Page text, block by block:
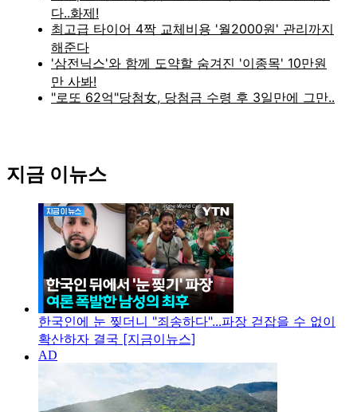
지금 이뉴스
한국인에 눈 찢더니 "죄송하다"...파장 걷잡을 수 없이
확산하자 결국 [지금이뉴스]